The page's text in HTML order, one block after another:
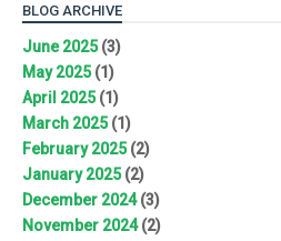
BLOG ARCHIVE
June 2025(3)
May 2025(1)
April 2025(1)
March 2025(1)
February 2025(2)
January 2025(2)
December 2024(3)
November 2024(2)